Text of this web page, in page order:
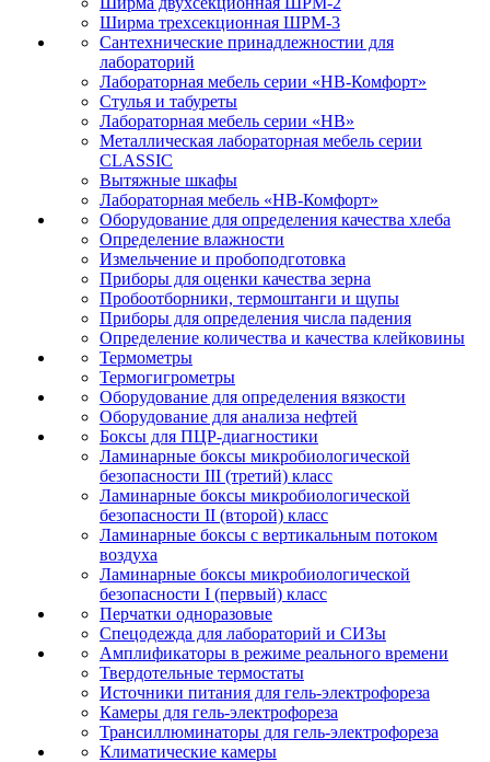
Ширма трехсекционная ШРМ-3
Сантехнические принадлежностии для
лабораторий
Лабораторная мебель серии «НВ-Комфорт»
Стулья и табуреты
Лабораторная мебель серии «НВ»
Металлическая лабораторная мебель серии
CLASSIC
Вытяжные шкафы
Лабораторная мебель «НВ-Комфорт»
Оборудование для определения качества хлеба
Определение влажности
Измельчение и пробоподготовка
Приборы для оценки качества зерна
Пробоотборники, термоштанги и щупы
Приборы для определения числа падения
Определение количества и качества клейковины
Термометры
Термогигрометры
Оборудование для определения вязкости
Оборудование для анализа нефтей
Боксы для ПЦР-диагностики
Ламинарные боксы микробиологической
безопасности III (третий) класс
Ламинарные боксы микробиологической
безопасности II (второй) класс
Ламинарные боксы с вертикальным потоком
воздуха
Ламинарные боксы микробиологической
безопасности I (первый) класс
Перчатки одноразовые
Спецодежда для лабораторий и СИЗы
Амплификаторы в режиме реального времени
Твердотельные термостаты
Источники питания для гель-электрофореза
Камеры для гель-электрофореза
Трансиллюминаторы для гель-электрофореза
Климатические камеры